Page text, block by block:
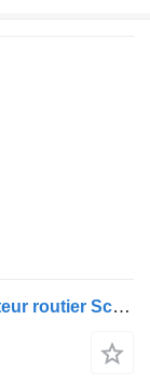
Demi-essieu Scania 2276756 pour tracteur routier Scania L,P,G,R,S-series (2016-)